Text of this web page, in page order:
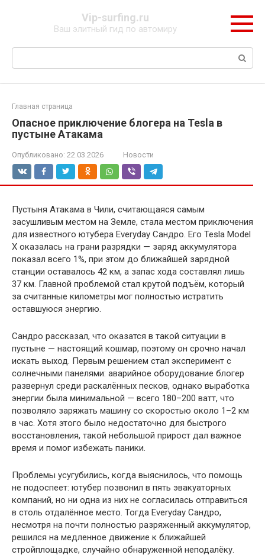
Vip-surfing.ru
Ваш элитный гид по автомиру
Поиск:
Главная страница
Опасное приключение блогера на Tesla в
пустыне Атакама
Опубликовано: 22.03.2026 Новости
Пустыня Атакама в Чили, считающаяся самым
засушливым местом на Земле, стала местом приключения
для известного ютубера Everyday Сандро. Его Tesla Model
X оказалась на грани разрядки — заряд аккумулятора
показал всего 1%, при этом до ближайшей зарядной
станции оставалось 42 км, а запас хода составлял лишь
37 км. Главной проблемой стал крутой подъём, который
за считанные километры мог полностью истратить
оставшуюся энергию.
Сандро рассказал, что оказатся в такой ситуации в
пустыне — настоящий кошмар, поэтому он срочно начал
искать выход. Первым решением стал эксперимент с
солнечными панелями: аварийное оборудование блогер
развернул среди раскалённых песков, однако выработка
энергии была минимальной — всего 180–200 ватт, что
позволяло заряжать машину со скоростью около 1–2 км
в час. Хотя этого было недостаточно для быстрого
восстановления, такой небольшой прирост дал важное
время и помог избежать паники.
Проблемы усугубились, когда выяснилось, что помощь
не подоспеет: ютубер позвонил в пять эвакуаторных
компаний, но ни одна из них не согласилась отправиться
в столь отдалённое место. Тогда Everyday Сандро,
несмотря на почти полностью разряженный аккумулятор,
решился на медленное движение к ближайшей
стройплощадке, случайно обнаруженной неподалёку.